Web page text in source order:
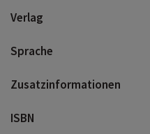
Verlag
Sprache
Zusatzinformationen
ISBN